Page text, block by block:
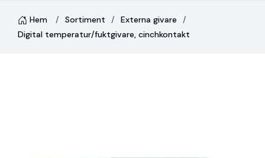
Hem Sortiment
Externa givare
Digital temperatur/fuktgivare, cinchkontakt